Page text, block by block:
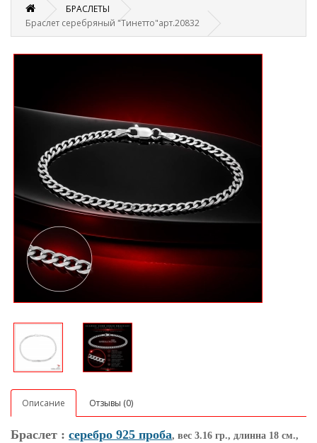
БРАСЛЕТЫ
Браслет серебряный "Тинетто"арт.20832
Описание Отзывы (0)
Браслет : серебро 925 проба, вес 3.16 гр., длинна 18 см.,